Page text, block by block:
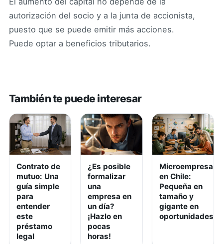
autorización del socio y a la junta de accionista,
puesto que se puede emitir más acciones.
Puede optar a beneficios tributarios.
También te puede interesar
Contrato de
mutuo: Una
guía simple
para
entender
este
préstamo
legal
¿Es posible
formalizar
una
empresa en
un día?
¡Hazlo en
pocas
horas!
Microempresa
en Chile:
Pequeña en
tamaño y
gigante en
oportunidades